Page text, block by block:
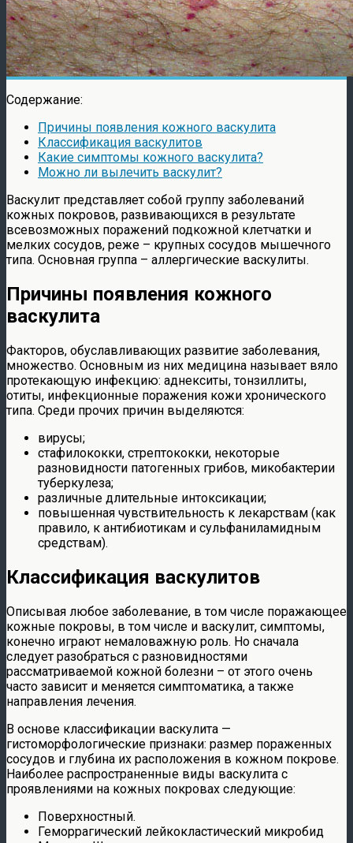
Содержание:
Причины появления кожного васкулита
Классификация васкулитов
Какие симптомы кожного васкулита?
Можно ли вылечить васкулит?
Васкулит представляет собой группу заболеваний
кожных покровов, развивающихся в результате
всевозможных поражений подкожной клетчатки и
мелких сосудов, реже – крупных сосудов мышечного
типа. Основная группа – аллергические васкулиты.
Причины появления кожного
васкулита
Факторов, обуславливающих развитие заболевания,
множество. Основным из них медицина называет вяло
протекающую инфекцию: аднекситы, тонзиллиты,
отиты, инфекционные поражения кожи хронического
типа. Среди прочих причин выделяются:
вирусы;
стафилококки, стрептококки, некоторые
разновидности патогенных грибов, микобактерии
туберкулеза;
различные длительные интоксикации;
повышенная чувствительность к лекарствам (как
правило, к антибиотикам и сульфаниламидным
средствам).
Классификация васкулитов
Описывая любое заболевание, в том числе поражающее
кожные покровы, в том числе и васкулит, симптомы,
конечно играют немаловажную роль. Но сначала
следует разобраться с разновидностями
рассматриваемой кожной болезни – от этого очень
часто зависит и меняется симптоматика, а также
направления лечения.
В основе классификации васкулита —
гистоморфологические признаки: размер пораженных
сосудов и глубина их расположения в кожном покрове.
Наиболее распространенные виды васкулита с
проявлениями на кожных покровах следующие:
Поверхностный.
Геморрагический лейкокластический микробид